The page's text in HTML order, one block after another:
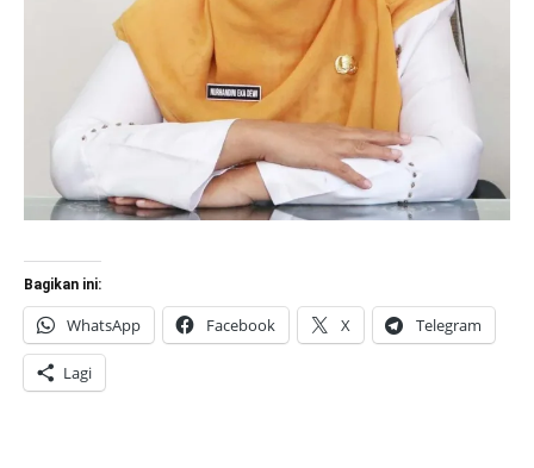
Bagikan ini:
WhatsApp Facebook X Telegram
Lagi